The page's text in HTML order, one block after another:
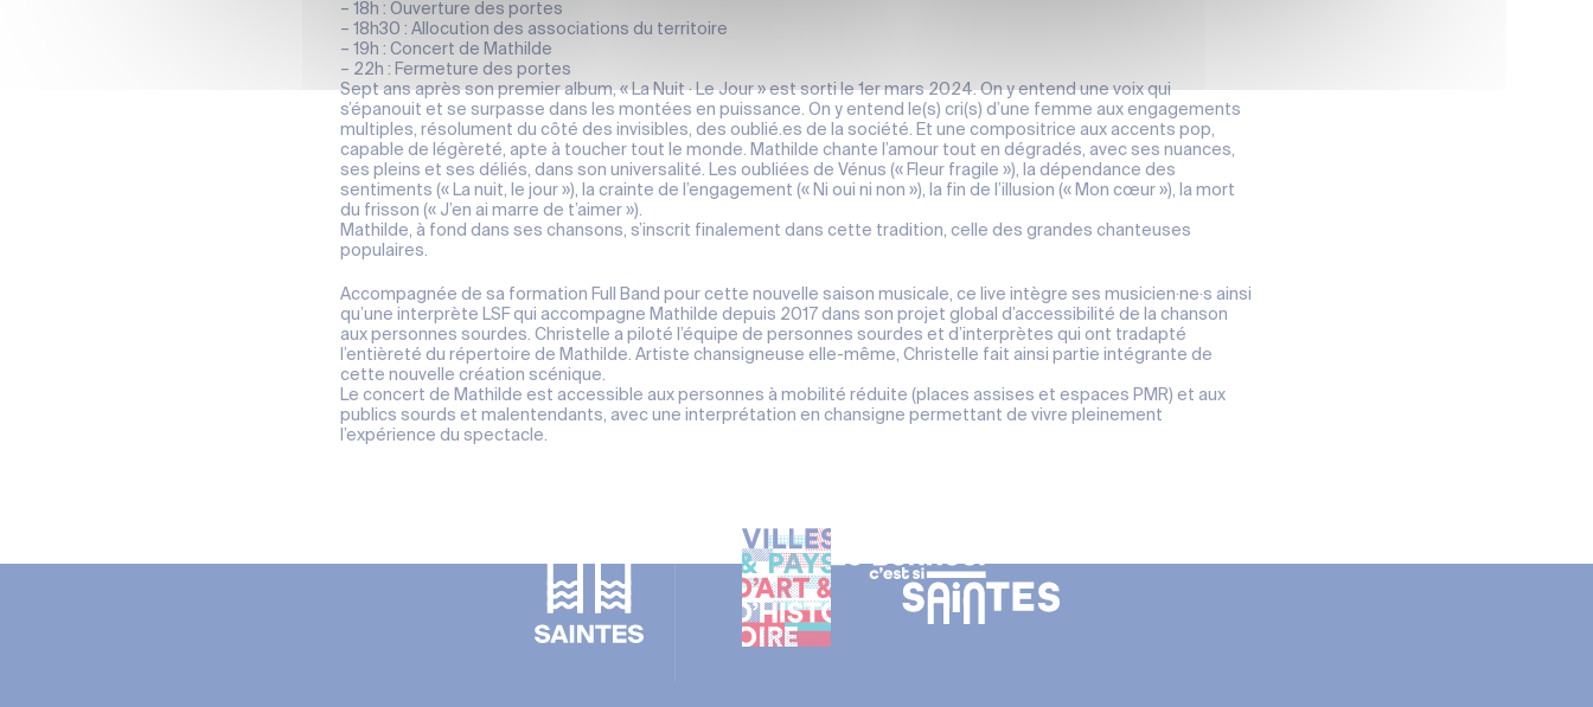
– 18h : Ouverture des portes
– 18h30 : Allocution des associations du territoire
– 19h : Concert de Mathilde
– 22h : Fermeture des portes
Sept ans après son premier album, « La Nuit · Le Jour » est sorti le 1er mars 2024. On y entend une voix qui
s’épanouit et se surpasse dans les montées en puissance. On y entend le(s) cri(s) d’une femme aux engagements
multiples, résolument du côté des invisibles, des oublié.es de la société. Et une compositrice aux accents pop,
capable de légèreté, apte à toucher tout le monde. Mathilde chante l’amour tout en dégradés, avec ses nuances,
ses pleins et ses déliés, dans son universalité. Les oubliées de Vénus (« Fleur fragile »), la dépendance des
sentiments (« La nuit, le jour »), la crainte de l’engagement (« Ni oui ni non »), la fin de l’illusion (« Mon cœur »), la mort
du frisson (« J’en ai marre de t’aimer »).
Mathilde, à fond dans ses chansons, s’inscrit finalement dans cette tradition, celle des grandes chanteuses
populaires.
Accompagnée de sa formation Full Band pour cette nouvelle saison musicale, ce live intègre ses musicien·ne·s ainsi
qu’une interprète LSF qui accompagne Mathilde depuis 2017 dans son projet global d’accessibilité de la chanson
aux personnes sourdes. Christelle a piloté l’équipe de personnes sourdes et d’interprètes qui ont tradapté
l’entièreté du répertoire de Mathilde. Artiste chansigneuse elle-même, Christelle fait ainsi partie intégrante de
cette nouvelle création scénique.
Le concert de Mathilde est accessible aux personnes à mobilité réduite (places assises et espaces PMR) et aux
publics sourds et malentendants, avec une interprétation en chansigne permettant de vivre pleinement
l’expérience du spectacle.